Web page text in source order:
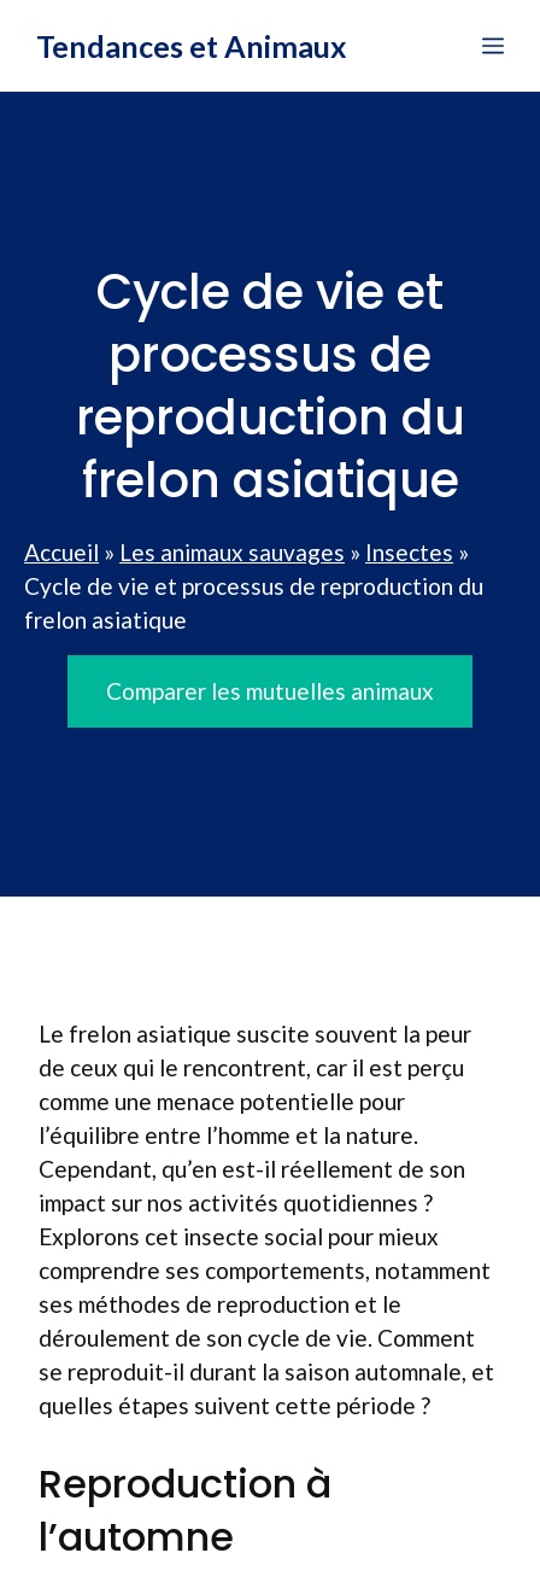
Tendances et Animaux
Cycle de vie et
processus de
reproduction du
frelon asiatique
Accueil » Les animaux sauvages » Insectes »
Cycle de vie et processus de reproduction du
frelon asiatique
Comparer les mutuelles animaux
Le frelon asiatique suscite souvent la peur
de ceux qui le rencontrent, car il est perçu
comme une menace potentielle pour
l’équilibre entre l’homme et la nature.
Cependant, qu’en est-il réellement de son
impact sur nos activités quotidiennes ?
Explorons cet insecte social pour mieux
comprendre ses comportements, notamment
ses méthodes de reproduction et le
déroulement de son cycle de vie. Comment
se reproduit-il durant la saison automnale, et
quelles étapes suivent cette période ?
Reproduction à
l’automne